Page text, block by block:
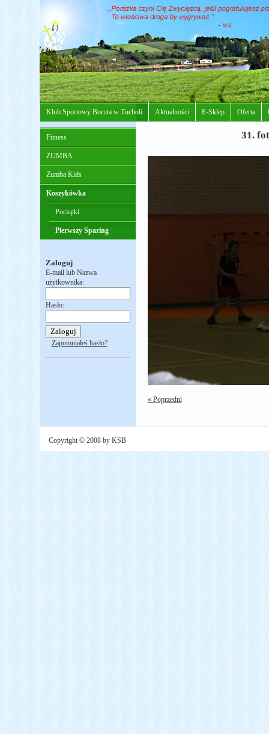
Klub Sportowy Boruta w Tucholi Aktualności E-Sklep Oferta
Fitness
ZUMBA
Zumba Kids
Koszykówka
Początki
Pierwszy Sparing
Zaloguj
E-mail lub Nazwa
użytkownika:
Hasło:
Zapomniałeś hasło?
31.
« Poprzedni
Copyright © 2008 by KSB